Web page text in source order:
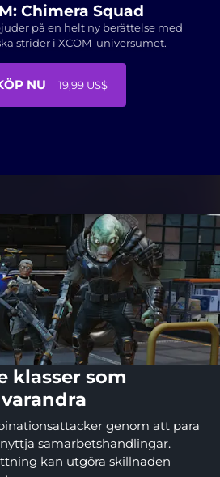
Chimera Squad
på en helt ny berättelse med
strider i XCOM-universumet.
NU 19,99 US$
klasser som
genom att para
samarbetshandlingar.
kan utgöra skillnaden